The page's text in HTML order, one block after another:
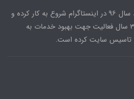
پیج کره بیوتی 96 از مرداد سال 96 در اینستاگرام شروع به کار کرده و
اکنون در مرداد 99 پس از 3 سال فعالیت جهت بهبود خدمات به
تاسیس سایت کرده است.